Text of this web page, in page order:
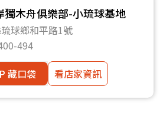
獨木舟俱樂部-小琉球基地
球鄉和平路1號
494
藏口袋
看店家資訊